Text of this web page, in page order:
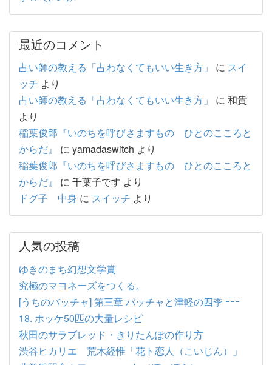
最近のコメント
占い師の教える「占わなくてもいい生き方」 に スイ
ッチ より
占い師の教える「占わなくてもいい生き方」
に 和貴
より
稲葉俊郎『いのちを呼びさますもの ひとのこころと
からだ』
に yamadaswitch より
稲葉俊郎『いのちを呼びさますもの ひとのこころと
からだ』
に 千葉子です より
ドグ子 中身 に スイッチ より
人気の投稿
ゆきのまち幻想文学賞
究極のマヨネーズをつくる。
[うちのバッチャ] 第三章 バッチャと津軽の四季 ｰｰｰ
18. ホッケ50匹の大量レシピ
秋田のサラブレッド・きりたんぽの作り方
渋谷ヒカリエ 荒木経惟「花ト恋人（こいじん）」